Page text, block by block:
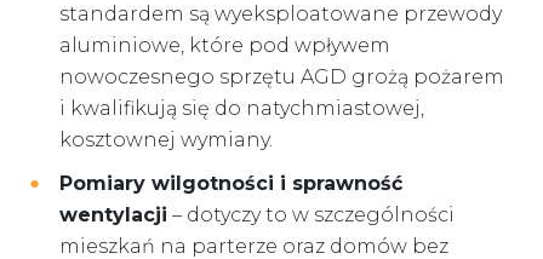
standardem są wyeksploatowane przewody
aluminiowe, które pod wpływem
nowoczesnego sprzętu AGD grożą pożarem
i kwalifikują się do natychmiastowej,
kosztownej wymiany.
Pomiary wilgotności i sprawność
wentylacji – dotyczy to w szczególności
mieszkań na parterze oraz domów bez